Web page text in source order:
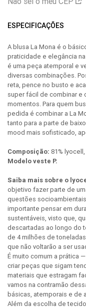
ESPECIFICAÇÕES
A blusa La Mona é o
praticidade e elegância
é uma peça atemporal e
diversas combinações.
reta, pence no busto e
super fácil de combinar e
momentos. Para quem
pedida é combinar a La
tanto para a parte de
mood mais sofisticado,
Composição: 81%
Modelo veste P.
Saiba mais sobre o
objetivo fazer parte de
questões
importante pensar em
sustentáveis, visto que,
descartadas ao longo do
de 4 milhões de
que não voltarão a ser
É muito comum a prática
criar peças que sigam
materiais que estragam
vamos na contramão
básicas, atemporais e de
Além da escolha de